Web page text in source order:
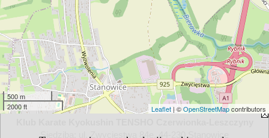
500 m
2000 ft
Leaflet | ©OpenStreetMapcontributors
Siedziba: ul. Zwycięstwa 84e, 44-230 Stanowice